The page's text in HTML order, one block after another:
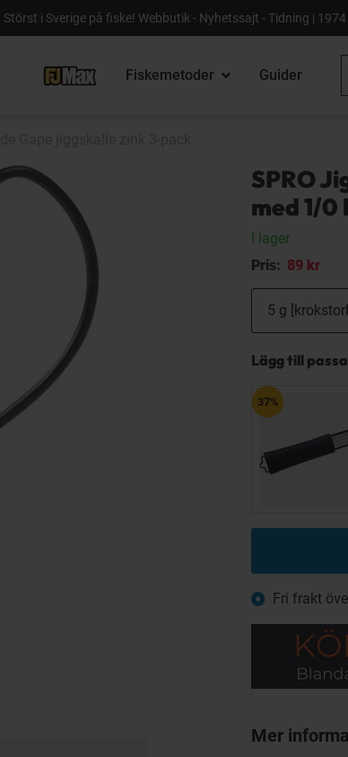
Störst i Sverige på fiske! Webbutik - Nyhetssajt - Tidning | 1974
Fiskemetoder Guider
SPRO
med 1/0
I lager
Pris: 89 kr
Lägg till
37%
Fri frakt
Mer